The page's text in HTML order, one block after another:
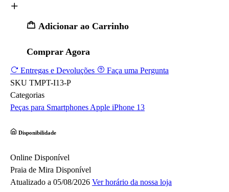
Adicionar ao Carrinho
Comprar Agora
Entregas e Devoluções
Faça uma Pergunta
SKU TMPT-I13-P
Categorias
Peças para Smartphones Apple iPhone 13
Disponibilidade
Online Disponível
Praia de Mira Disponível
Atualizado a 05/08/2026 Ver horário da nossa loja